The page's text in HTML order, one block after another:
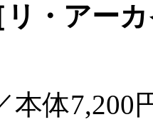
・アー
本体7,200